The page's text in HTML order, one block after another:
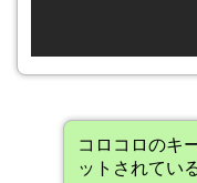
コロコロのキ
ットされている